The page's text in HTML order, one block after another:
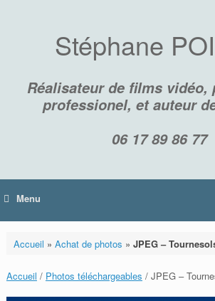
Stéphane
Réalisateur de films vidéo,
professionel, et auteur
06 17 89 86 77
Menu
Accueil » Achat de photos » JPEG –
Accueil / Photos téléchargeables / JPEG –